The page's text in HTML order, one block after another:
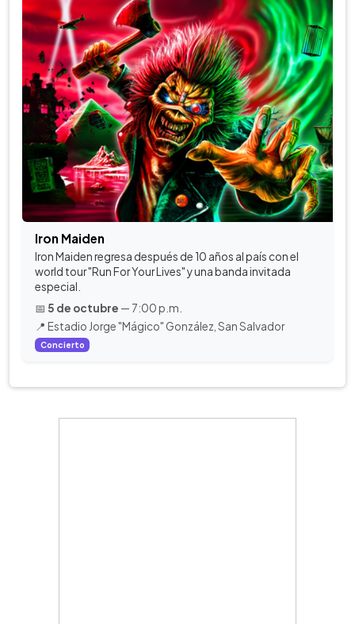
Iron Maiden
Iron Maiden regresa después de 10 años al país con el
world tour "Run For Your Lives" y una banda invitada
especial.
📅 5 de octubre — 7:00 p.m.
📍 Estadio Jorge "Mágico" González, San Salvador
Concierto